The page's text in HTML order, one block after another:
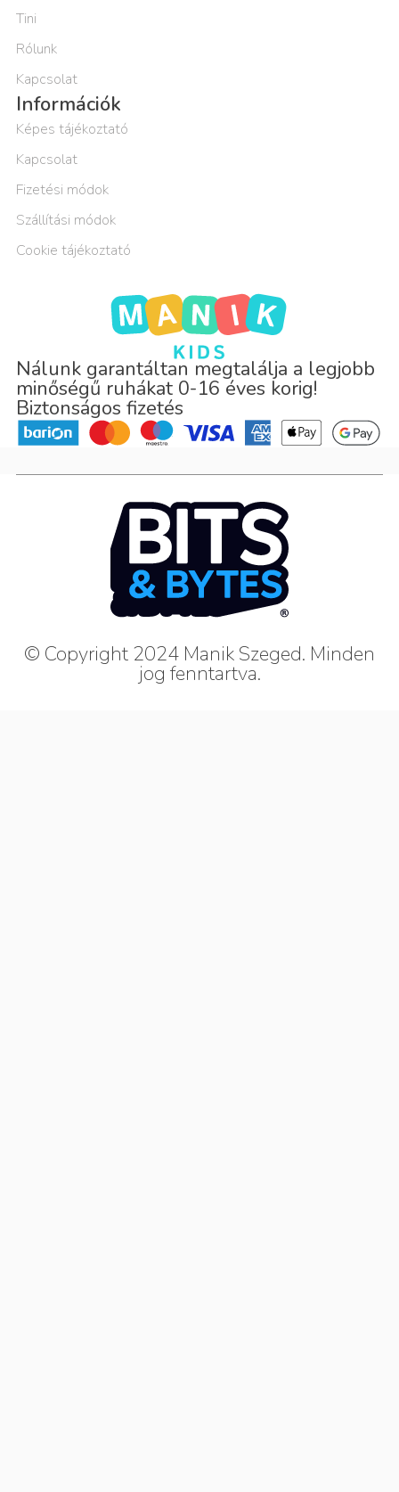
Nálunk garantáltan megtalálja a legjobb
minőségű ruhákat 0-16 éves korig!
Biztonságos fizetés
Tini
Rólunk
Kapcsolat
Információk
Képes tájékoztató
Kapcsolat
Fizetési módok
Szállítási módok
Cookie tájékoztató
© Copyright 2024 Manik Szeged. Minden
jog fenntartva.